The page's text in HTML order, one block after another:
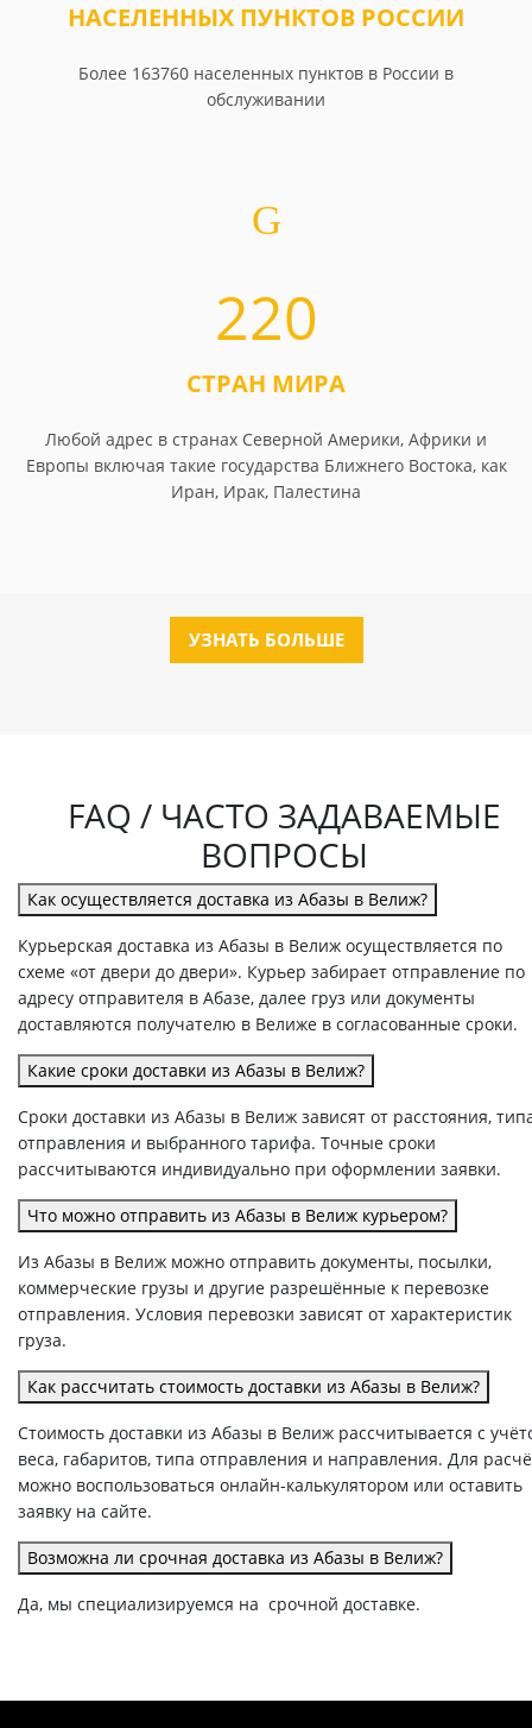
НАСЕЛЕННЫХ ПУНКТОВ РОССИИ
Более 163760 населенных пунктов в России в
обслуживании
220
СТРАН МИРА
Любой адрес в странах Северной Америки, Африки и
Европы включая такие государства Ближнего Востока, как
Иран, Ирак, Палестина
УЗНАТЬ БОЛЬШЕ
FAQ / ЧАСТО ЗАДАВАЕМЫЕ
ВОПРОСЫ
Как осуществляется доставка из Абазы в Велиж?
Курьерская доставка из Абазы в Велиж осуществляется по
схеме «от двери до двери». Курьер забирает отправление по
адресу отправителя в Абазе, далее груз или документы
доставляются получателю в Велиже в согласованные сроки.
Какие сроки доставки из Абазы в Велиж?
Сроки доставки из Абазы в Велиж зависят от расстояния,
отправления и выбранного тарифа. Точные сроки
рассчитываются индивидуально при оформлении заявки.
Что можно отправить из Абазы в Велиж курьером?
Из Абазы в Велиж можно отправить документы, посылки,
коммерческие грузы и другие разрешённые к перевозке
отправления. Условия перевозки зависят от характеристик
груза.
Как рассчитать стоимость доставки из Абазы в Велиж?
Стоимость доставки из Абазы в Велиж рассчитывается с
веса, габаритов, типа отправления и направления. Для
можно воспользоваться онлайн-калькулятором или оставить
заявку на сайте.
Возможна ли срочная доставка из Абазы в Велиж?
Да, мы специализируемся на срочной доставке.